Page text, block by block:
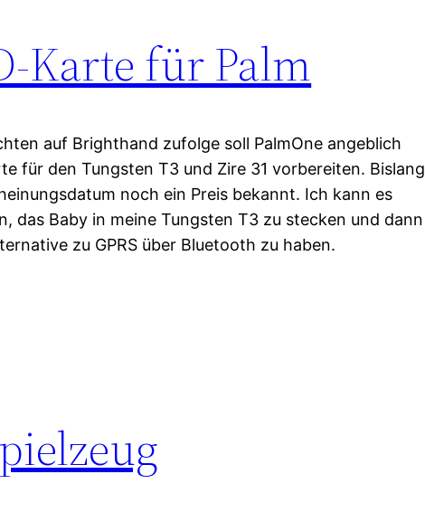
Karte für Palm
auf Brighthand zufolge soll PalmOne angeblich
für den Tungsten T3 und Zire 31 vorbereiten. Bislang
noch ein Preis bekannt. Ich kann es
das Baby in meine Tungsten T3 zu stecken und dann
zu GPRS über Bluetooth zu haben.